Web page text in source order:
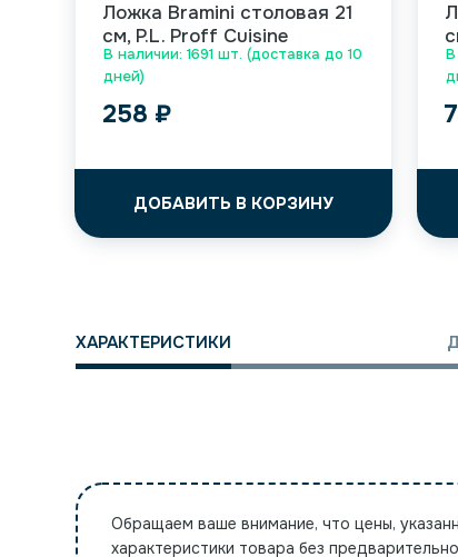
В наличии: 1691 шт. (доставка до 10
дней)
Ложка Bramini столовая 21
см, P.L. Proff Cuisine
258 ₽
ДОБАВИТЬ В КОРЗИНУ
В
ХАРАКТЕРИСТИКИ
Обращаем ваше внимание, что цены,
характеристики товара без